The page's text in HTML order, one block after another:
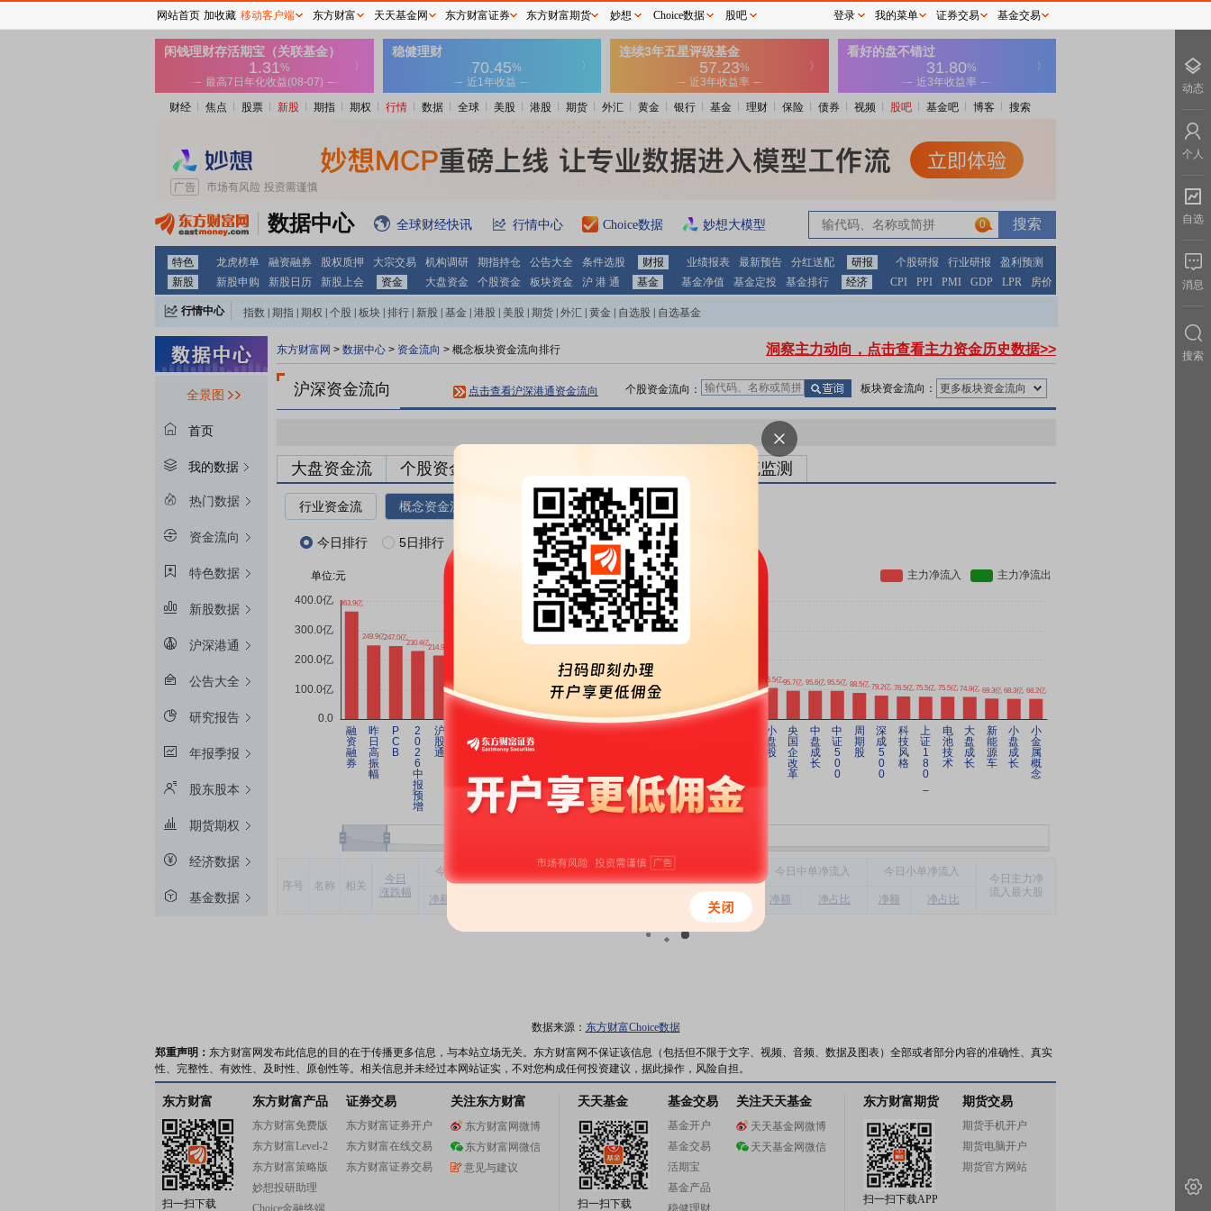
财经 焦点 股票 新股 期指 期权 行情 数据 全球 美股 港股 期货 外汇 黄金 银行 基金 理财 保险 债券 视频 股吧 基金吧 博客 搜索
数据中心 全球财经快讯 行情中心 Choice数据 妙想大模型 0
特色 龙虎榜单 融资融券 股权质押 大宗交易 机构调研 期指持仓 公告大全 条件选股 财报 业绩报表 最新预告 分红送配 研报 个股研报 行业研报
盈利预测
新股
新股申购 新股日历 新股上会 资金 大盘资金 个股资金 板块资金 沪 港 通 基金 基金净值 基金定投 基金排行 经济 CPI PPI PMI GDP LPR 房价
行情中心 指数 期指 期权 个股 板块 排行 新股 基金 港股 美股 期货 外汇 黄金 自选股 自选基金
全景图
首页
我的数据
热门数据
资金流向
特色数据
新股数据
沪深港通
公告大全
研究报告
年报季报
股东股本
期货期权
经济数据
基金数据
东方财富网 > 数据中心 > 资金流向 > 概念板块资金流向排行 洞察主力动向，点击查看主力资金历史数据>>
沪深资金流向 点击查看沪深港通资金流向 个股资金流向： 板块资金流向： 更多板块资金流向
大盘资金流 个股资金流 资金流监测
行业资金流 概念资金流 地域资金流
今日排行 5日排行
序号 名称 相关
今 日
涨跌幅
今 今 日超大单净流入 今 今 日中单净流入 今 日小单净流入
今 日主力净
流入最大股
净额 净占比 净额 净占比 净额 净占比
数据来源： 东方财富Choice数据
郑重声明： 东方财富网发布此信息的目的在于传播更多信息，与本站立场无关。东方财富网不保证该信息（包括但不限于文字、视频、音频、数据及图表）全部或者部分内容的准确性、真实
性、完整性、有效性、及时性、原创性等。相关信息并未经过本网站证实，不对您构成任何投资建议，据此操作，风险自担。
东方财富
扫一扫下载
东方财富产品
东方财富免费版
东方财富Level-2
东方财富策略版
妙想投研助理
Choice金融终端
证券交易
东方财富证券开户
东方财富在线交易
东方财富证券交易
关注东方财富
东方财富网微博
东方财富网微信
意见与建议
天天基金
扫一扫下载
基金交易
基金开户
基金交易
活期宝
基金产品
稳健理财
关注天天基金
天天基金网微博
天天基金网微信
东方财富期货
扫一扫下载APP
期货交易
期货手机开户
期货电脑开户
期货官方网站
网站首页 加收藏 移动客户端 东方财富 天天基金网 东方财富证券 东方财富期货 妙想 Choice数据 股吧 登录 我的菜单 证券交易 基金交易
动态
个人
自选
消息
搜索